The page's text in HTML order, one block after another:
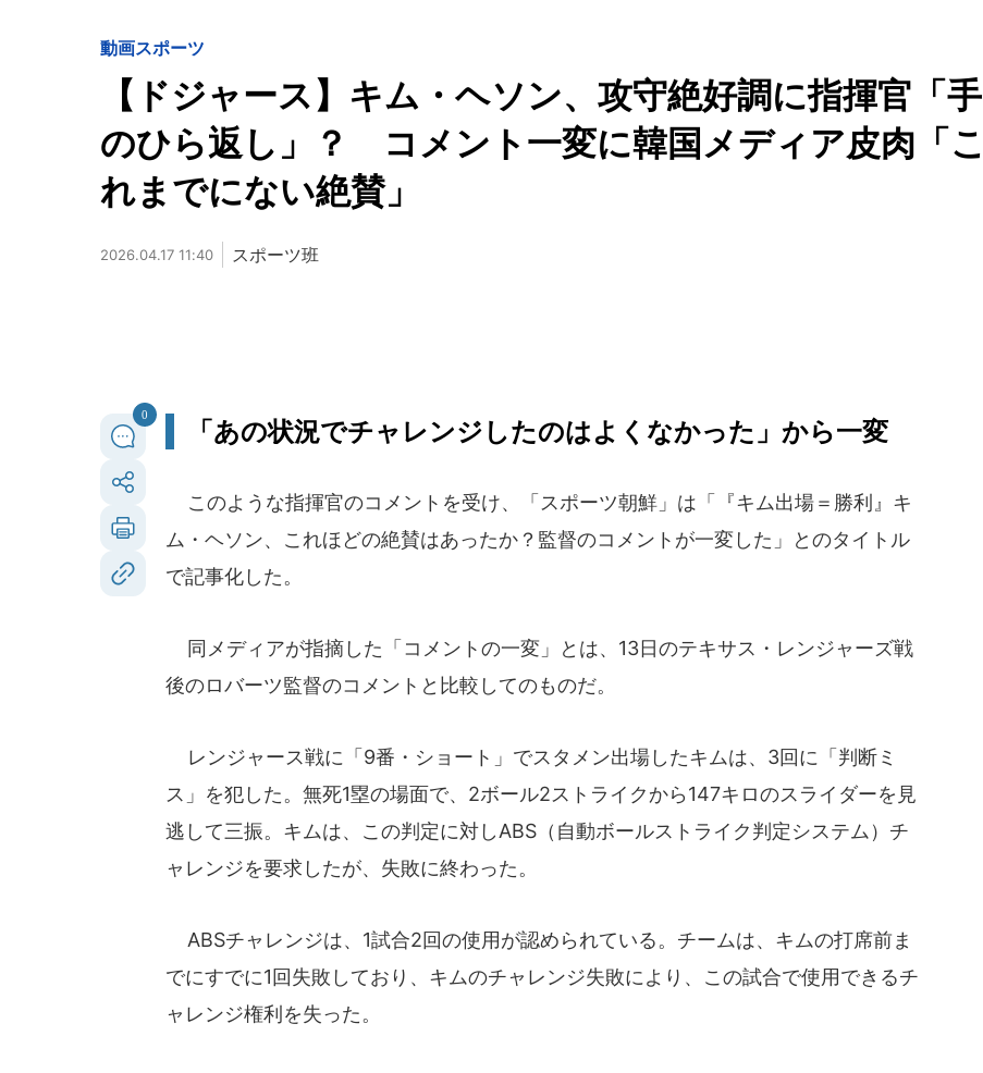
動画スポーツ
【ドジャース】キム・ヘソン、攻守絶好調に指揮官「手
のひら返し」？ コメント一変に韓国メディア皮肉「こ
れまでにない絶賛」
2026.04.17 11:40 スポーツ班
0
「あの状況でチャレンジしたのはよくなかった」から一変
このような指揮官のコメントを受け、「スポーツ朝鮮」は「『キム出場＝勝利』キ
ム・ヘソン、これほどの絶賛はあったか？監督のコメントが一変した」とのタイトル
で記事化した。
同メディアが指摘した「コメントの一変」とは、13日のテキサス・レンジャーズ戦
後のロバーツ監督のコメントと比較してのものだ。
レンジャース戦に「9番・ショート」でスタメン出場したキムは、3回に「判断ミ
ス」を犯した。無死1塁の場面で、2ボール2ストライクから147キロのスライダーを見
逃して三振。キムは、この判定に対しABS（自動ボールストライク判定システム）チ
ャレンジを要求したが、失敗に終わった。
ABSチャレンジは、1試合2回の使用が認められている。チームは、キムの打席前ま
でにすでに1回失敗しており、キムのチャレンジ失敗により、この試合で使用できるチ
ャレンジ権利を失った。